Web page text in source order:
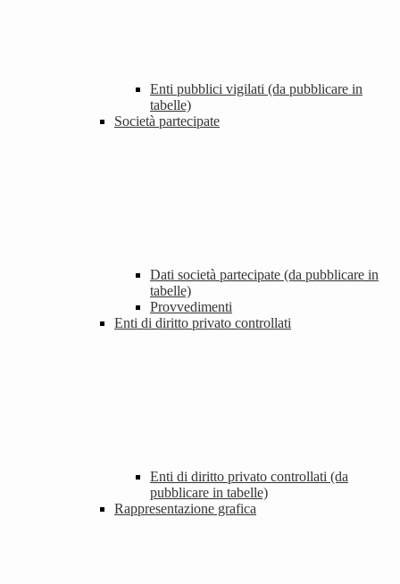
Enti pubblici vigilati (da pubblicare in
tabelle)
Società partecipate
Dati società partecipate (da pubblicare in
tabelle)
Provvedimenti
Enti di diritto privato controllati
Enti di diritto privato controllati (da
pubblicare in tabelle)
Rappresentazione grafica